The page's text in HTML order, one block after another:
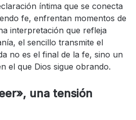
íntima que se conecta
fe, enfrentan momentos de
interpretación que refleja
el sencillo transmite el
no es el final de la fe, sino un
el que Dios sigue obrando.
una tensión